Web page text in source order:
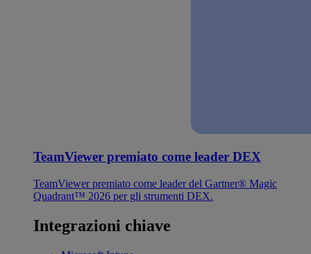
TeamViewer premiato come leader DEX
TeamViewer premiato come leader del Gartner® Magic
Quadrant™ 2026 per gli strumenti DEX.
Integrazioni chiave